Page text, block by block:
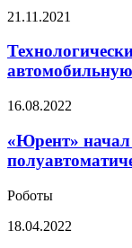
откажется
работы
с
Mobileye
середине
Технологические
которые
автомобильную
21.11.2021
«Юрент»
тестировать
самокаты
с
автопилотом
16.08.2022
«Юрент» начал
Роботы
Глава
18.04.2022